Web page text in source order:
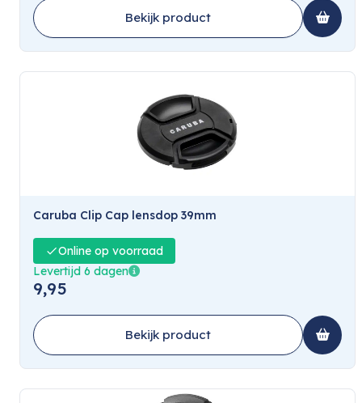
Bekijk product
Caruba Clip Cap lensdop 39mm
Online op voorraad
Levertijd 6 dagen
9,95
Bekijk product